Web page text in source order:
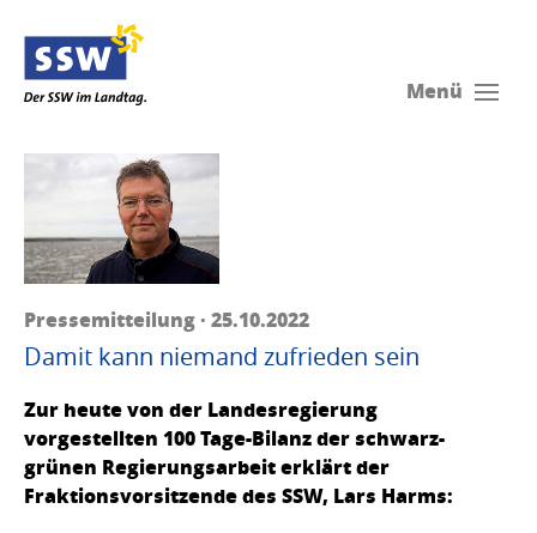
Menü
Pressemitteilung · 25.10.2022
Damit kann niemand zufrieden sein
Zur heute von der Landesregierung
vorgestellten 100 Tage-Bilanz der schwarz-
grünen Regierungsarbeit erklärt der
Fraktionsvorsitzende des SSW, Lars Harms: